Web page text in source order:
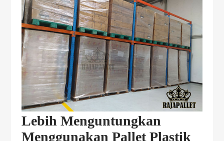
Lebih Menguntungkan
Menggunakan Pallet Plastik